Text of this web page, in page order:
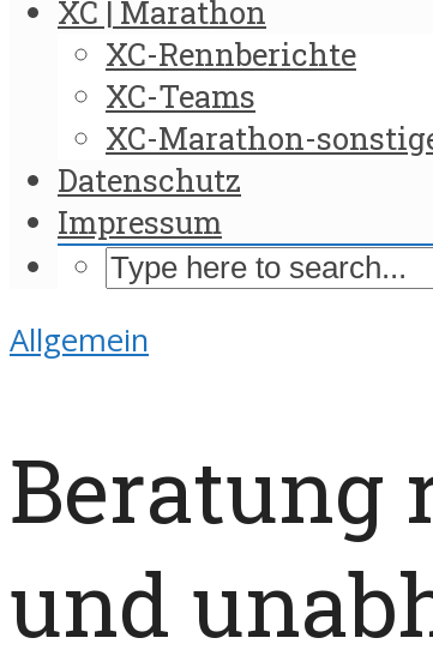
XC | Marathon
XC-Rennberichte
XC-Teams
XC-Marathon-
Datenschutz
Impressum
Allgemein
Beratung
und